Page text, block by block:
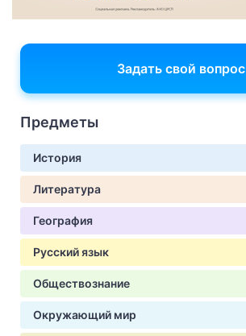
Задать свой вопрос
Предметы
История
Литература
География
Русский язык
Обществознание
Окружающий мир